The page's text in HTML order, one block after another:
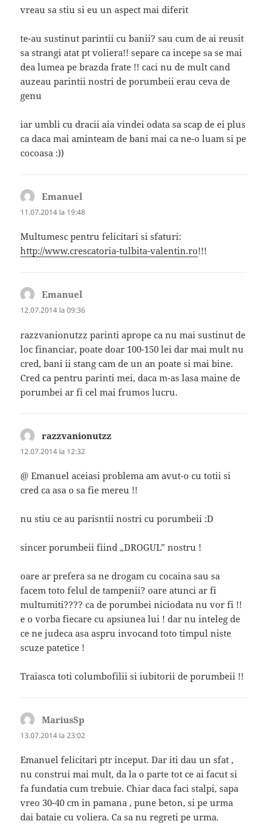
vreau sa stiu si eu un aspect mai diferit
te-au sustinut parintii cu banii? sau cum de ai reusit
sa strangi atat pt voliera!! separe ca incepe sa se mai
dea lumea pe brazda frate !! caci nu de mult cand
auzeau parintii nostri de porumbeii erau ceva de
genu
iar umbli cu dracii aia vindei odata sa scap de ei plus
ca daca mai aminteam de bani mai ca ne-o luam si pe
cocoasa :))
Emanuel
11.07.2014 la 19:48
Multumesc pentru felicitari si sfaturi:
http://www.crescatoria-tulbita-valentin.ro!!!
Emanuel
12.07.2014 la 09:36
razzvanionutzz parinti aprope ca nu mai sustinut de
loc financiar, poate doar 100-150 lei dar mai mult nu
cred, bani ii stang cam de un an poate si mai bine.
Cred ca pentru parinti mei, daca m-as lasa maine de
porumbei ar fi cel mai frumos lucru.
razzvanionutzz
12.07.2014 la 12:32
@ Emanuel aceiasi problema am avut-o cu totii si
cred ca asa o sa fie mereu !!
nu stiu ce au parisntii nostri cu porumbeii :D
sincer porumbeii fiind „DROGUL” nostru !
oare ar prefera sa ne drogam cu cocaina sau sa
facem toto felul de tampenii? oare atunci ar fi
multumiti???? ca de porumbei niciodata nu vor fi !!
e o vorba fiecare cu apsiunea lui ! dar nu inteleg de
ce ne judeca asa aspru invocand toto timpul niste
scuze patetice !
Traiasca toti columbofilii si iubitorii de porumbeii !!
MariusSp
13.07.2014 la 23:02
Emanuel felicitari ptr inceput. Dar iti dau un sfat ,
nu construi mai mult, da la o parte tot ce ai facut si
fa fundatia cum trebuie. Chiar daca faci stalpi, sapa
vreo 30-40 cm in pamana , pune beton, si pe urma
dai bataie cu voliera. Ca sa nu regreti pe urma.